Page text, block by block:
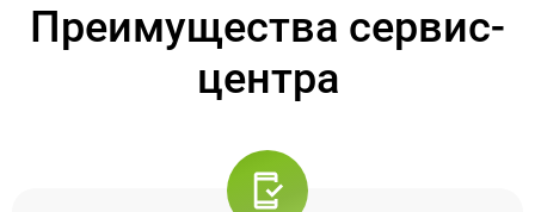
Преимущества сервис-
центра